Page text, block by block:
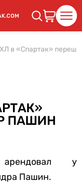
в «Спартак»
ПАШИН
у
Пашин.